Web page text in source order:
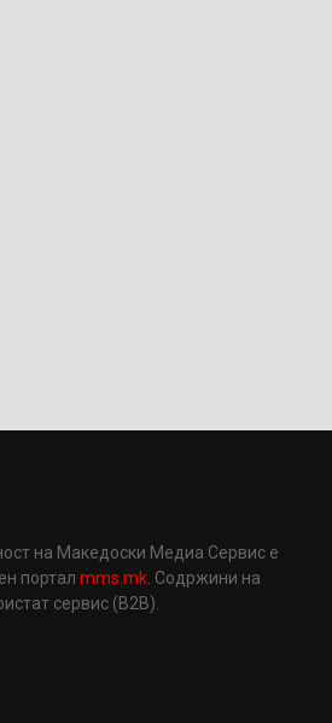
на Македоски Медиа Сервис е
порталmms.mk . Содржини на
сервис (B2B).